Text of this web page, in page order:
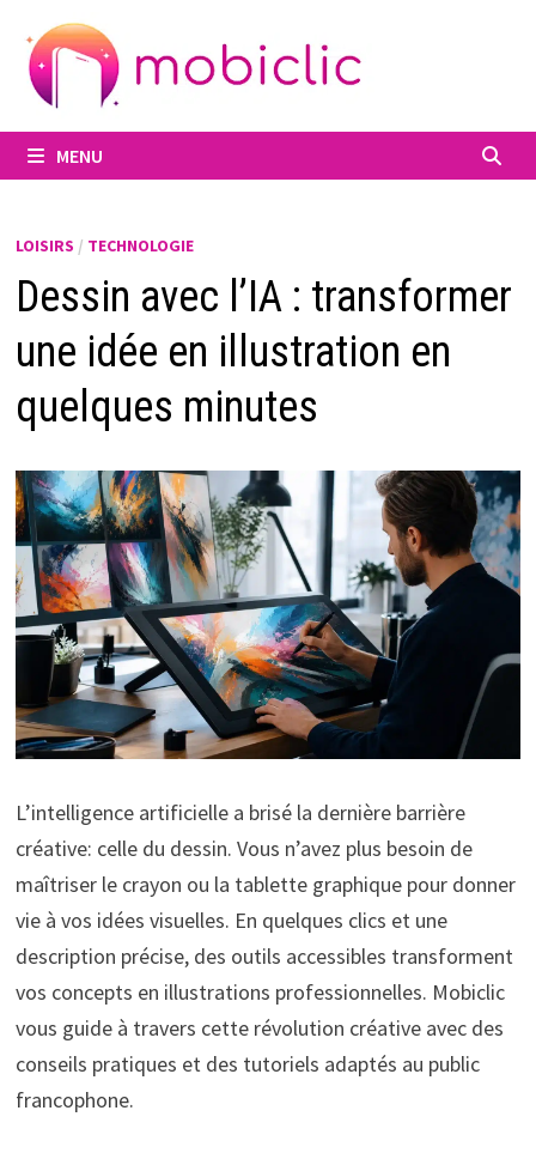
contenu
MENU
LOISIRS / TECHNOLOGIE
Dessin avec l’IA : transformer
une idée en illustration en
quelques minutes
L’intelligence artificielle a brisé la dernière barrière
créative: celle du dessin. Vous n’avez plus besoin de
maîtriser le crayon ou la tablette graphique pour donner
vie à vos idées visuelles. En quelques clics et une
description précise, des outils accessibles transforment
vos concepts en illustrations professionnelles. Mobiclic
vous guide à travers cette révolution créative avec des
conseils pratiques et des tutoriels adaptés au public
francophone.